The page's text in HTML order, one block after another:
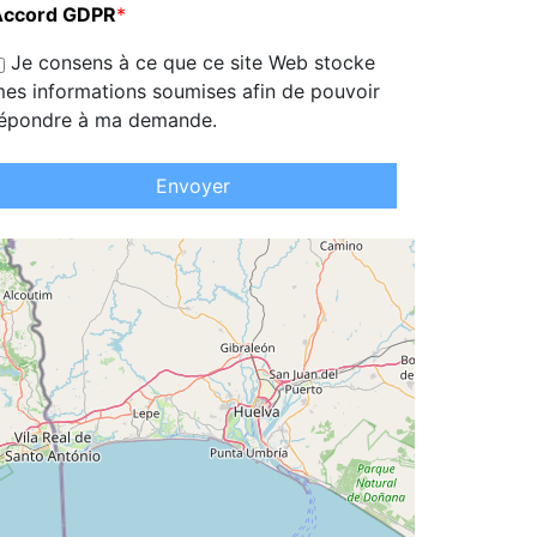
GDPR*
Je consens à ce que ce site Web stocke
informations soumises afin de pouvoir
à ma demande.
Envoyer